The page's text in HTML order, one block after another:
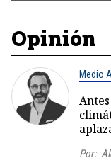
Opinión
Medio
Por: